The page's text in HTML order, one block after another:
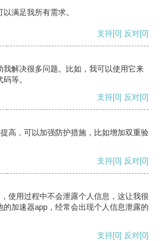
满足我所有需求。
支持[0] 反对[0]
解决很多问题。比如，我可以使用它来
等。
支持[0] 反对[0]
高，可以加强防护措施，比如增加双重验
支持[0] 反对[0]
使用过程中不会泄露个人信息，这让我很
加速器app，经常会出现个人信息泄露的
支持[0] 反对[0]